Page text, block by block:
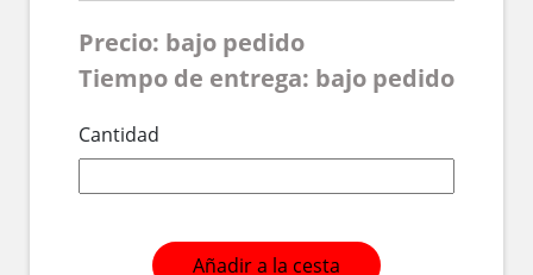
Precio: bajo pedido
Tiempo de entrega: bajo pedido
Cantidad
Añadir a la cesta